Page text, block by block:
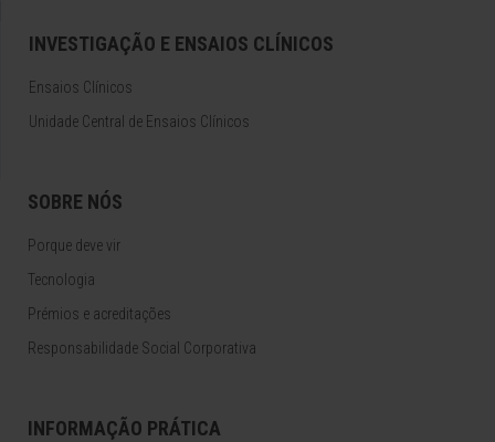
INVESTIGAÇÃO E ENSAIOS CLÍNICOS
Ensaios Clínicos
Unidade Central de Ensaios Clínicos
SOBRE NÓS
Porque deve vir
Tecnologia
Prémios e acreditações
Responsabilidade Social Corporativa
INFORMAÇÃO PRÁTICA